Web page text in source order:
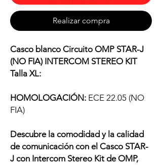
Realizar compra
Casco blanco Circuito OMP STAR-J
(NO FIA) INTERCOM STEREO KIT
Talla XL:
HOMOLOGACIÓN: ECE 22.05 (NO
FIA)
Descubre la comodidad y la calidad
de comunicación con el Casco STAR-
J con Intercom Stereo Kit de OMP,